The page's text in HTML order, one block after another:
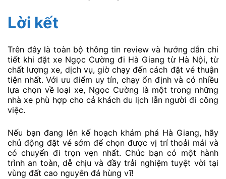
Lời kết
Trên đây là toàn bộ thông tin review và hướng dẫn chi
tiết khi đặt xe Ngọc Cường đi Hà Giang từ Hà Nội, từ
chất lượng xe, dịch vụ, giờ chạy đến cách đặt vé thuận
tiện nhất. Với ưu điểm uy tín, chạy ổn định và có nhiều
lựa chọn về loại xe, Ngọc Cường là một trong những
nhà xe phù hợp cho cả khách du lịch lẫn người đi công
việc.
Nếu bạn đang lên kế hoạch khám phá Hà Giang, hãy
chủ động đặt vé sớm để chọn được vị trí thoải mái và
có chuyến đi trọn vẹn nhất. Chúc bạn có một hành
trình an toàn, dễ chịu và đầy trải nghiệm tuyệt vời tại
vùng đất cao nguyên đá hùng vĩ!